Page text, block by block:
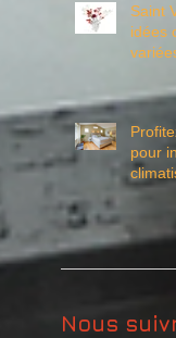
Saint
idées
pour
Nous